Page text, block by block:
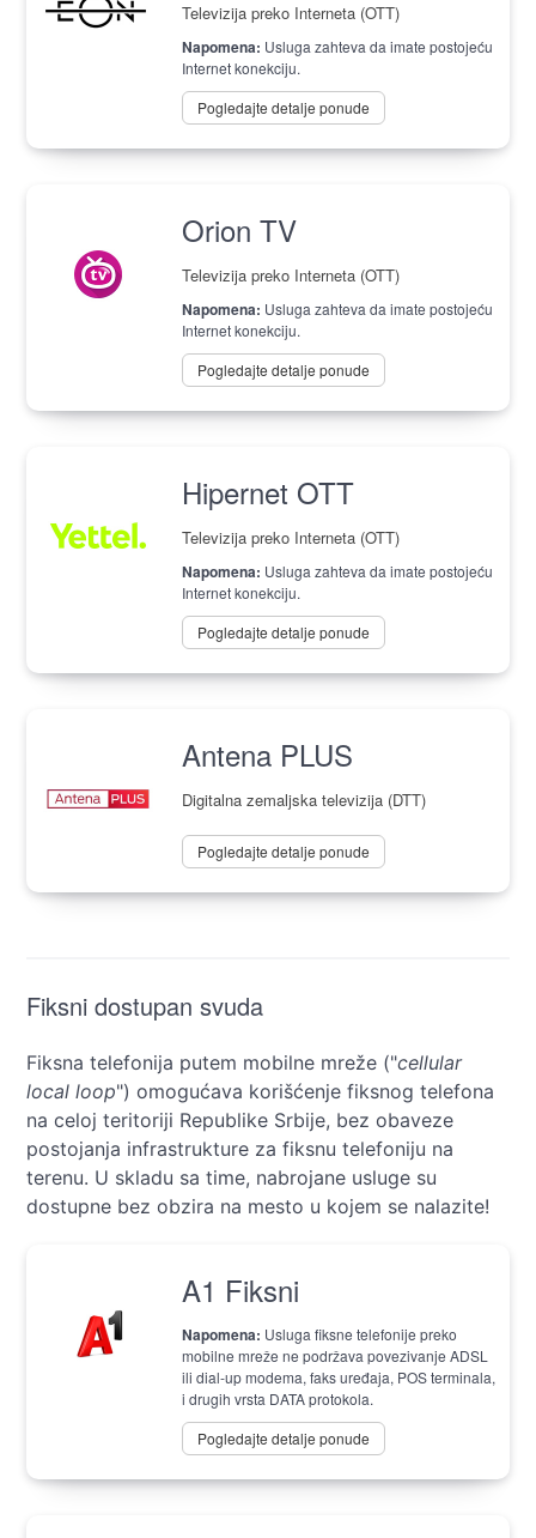
Televizija preko Interneta (OTT)
Napomena: Usluga zahteva da imate postojeću
Internet konekciju.
Pogledajte detalje ponude
Orion TV
Televizija preko Interneta (OTT)
Napomena: Usluga zahteva da imate postojeću
Internet konekciju.
Pogledajte detalje ponude
Hipernet OTT
Televizija preko Interneta (OTT)
Napomena: Usluga zahteva da imate postojeću
Internet konekciju.
Pogledajte detalje ponude
Antena PLUS
Digitalna zemaljska televizija (DTT)
Pogledajte detalje ponude
Fiksni dostupan svuda
Fiksna telefonija putem mobilne mreže ("cellular
local loop") omogućava korišćenje fiksnog telefona
na celoj teritoriji Republike Srbije, bez obaveze
postojanja infrastrukture za fiksnu telefoniju na
terenu. U skladu sa time, nabrojane usluge su
dostupne bez obzira na mesto u kojem se nalazite!
A1 Fiksni
Napomena: Usluga fiksne telefonije preko
mobilne mreže ne podržava povezivanje ADSL
ili dial-up modema, faks uređaja, POS terminala,
i drugih vrsta DATA protokola.
Pogledajte detalje ponude